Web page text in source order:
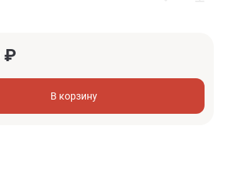
₽
В корзину